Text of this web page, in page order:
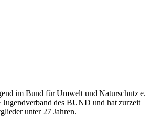
im Bund für Umwelt und Naturschutz e.
Jugendverband des BUND und hat zurzeit
unter 27 Jahren.